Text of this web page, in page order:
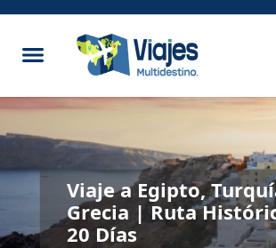
Viaje a Egipto,
Grecia | Ruta
20 Días